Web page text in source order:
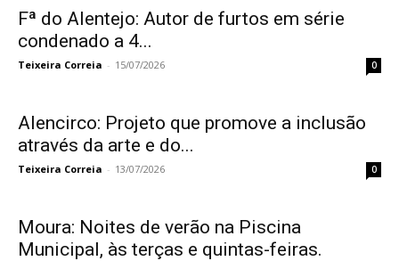
Fª do Alentejo: Autor de furtos em série
condenado a 4...
Teixeira Correia - 15/07/2026 0
Alencirco: Projeto que promove a inclusão
através da arte e do...
Teixeira Correia - 13/07/2026 0
Moura: Noites de verão na Piscina
Municipal, às terças e quintas-feiras.